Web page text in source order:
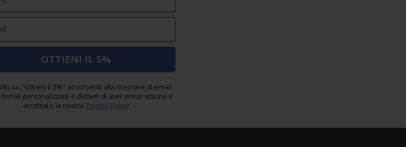
OTTIENI IL 5%
su "Ottieni il 5%" acconsenti alla ricezione di email
personalizzate e dichiari di aver preso visione e
accettato la nostra Privacy Policy